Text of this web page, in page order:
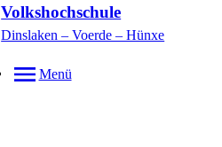
Volkshochschule
Dinslaken – Voerde – Hünxe
Menü